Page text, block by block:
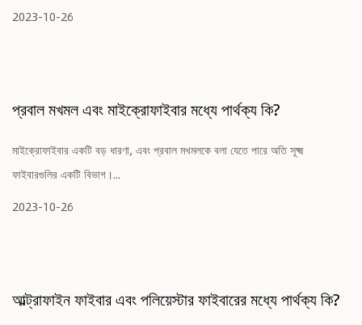
2023-10-26
প্রবাল মখমল এবং মাইক্রোফাইবার মধ্যে পার্থক্য কি?
মাইক্রোফাইবার একটি বড় ধারণা, এবং প্রবাল মখমলকে বলা যেতে পারে অতি সূক্ষ্ম
ফাইবারগুলির একটি বিভাগ।...
2023-10-26
আল্ট্রাফাইন ফাইবার এবং পলিয়েস্টার ফাইবারের মধ্যে পার্থক্য কি?